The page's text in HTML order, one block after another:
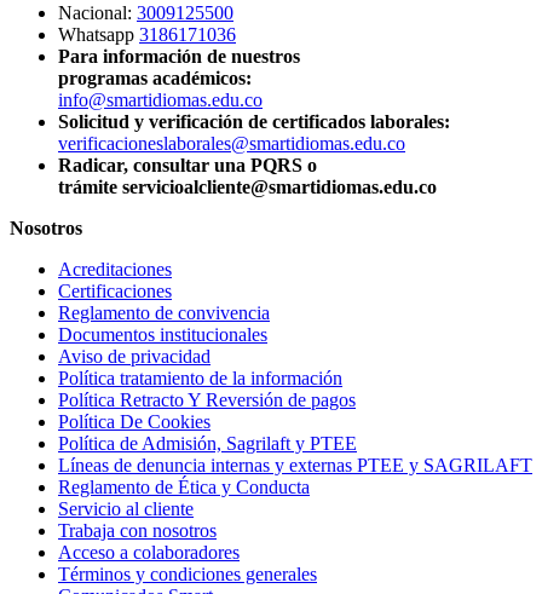
Nacional: 3009125500
Whatsapp 3186171036
Para información de nuestros
programas académicos:
info@smartidiomas.edu.co
Solicitud y verificación de certificados laborales:
verificacioneslaborales@smartidiomas.edu.co
Radicar, consultar una PQRS o
trámite servicioalcliente@smartidiomas.edu.co
Nosotros
Acreditaciones
Certificaciones
Reglamento de convivencia
Documentos institucionales
Aviso de privacidad
Política tratamiento de la información
Política Retracto Y Reversión de pagos
Política De Cookies
Política de Admisión, Sagrilaft y PTEE
Líneas de denuncia internas y externas PTEE y SAGRILAFT
Reglamento de Ética y Conducta
Servicio al cliente
Trabaja con nosotros
Acceso a colaboradores
Términos y condiciones generales